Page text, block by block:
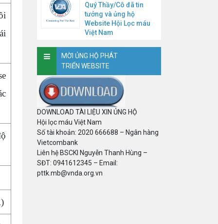
Quý Thầy/Cô đã tin
tưởng và ủng hộ
Website Hội Lọc máu
Việt Nam
MỜI ỦNG HỘ PHÁT
TRIỂN WEBSITE
DOWNLOAD TÀI LIỆU XIN ỦNG HỘ
Hội lọc máu Việt Nam
Số tài khoản: 2020 666688 – Ngân hàng
Vietcombank
Liên hệ BSCKI Nguyễn Thanh Hùng –
SĐT: 0941612345 – Email:
pttk.mb@vnda.org.vn